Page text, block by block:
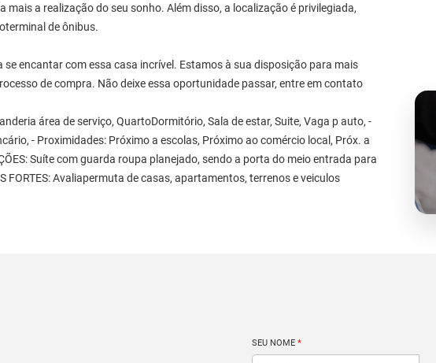
a realização do seu sonho. Além disso, a localização é privilegiada,
de ônibus.
encantar com essa casa incrível. Estamos à sua disposição para mais
de compra. Não deixe essa oportunidade passar, entre em contato
área de serviço, QuartoDormitório, Sala de estar, Suite, Vaga p auto, -
- Proximidades: Próximo a escolas, Próximo ao comércio local, Próx. a
Suíte com guarda roupa planejado, sendo a porta do meio entrada para
FORTES: Avaliapermuta de casas, apartamentos, terrenos e veiculos
SEU NOME *